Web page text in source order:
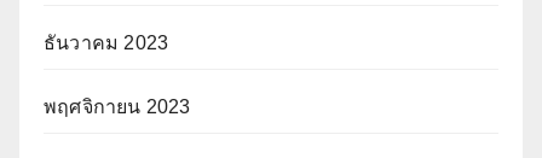
ธันวาคม 2023
พฤศจิกายน 2023